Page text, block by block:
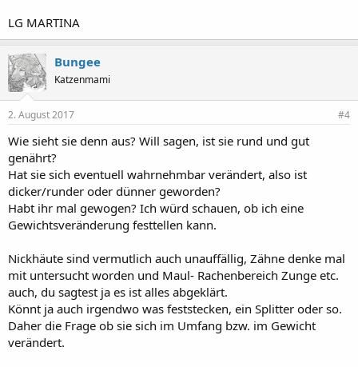
LG MARTINA
Bungee
Katzenmami
2. August 2017 #4
Wie sieht sie denn aus? Will sagen, ist sie rund und gut
genährt?
Hat sie sich eventuell wahrnehmbar verändert, also ist
dicker/runder oder dünner geworden?
Habt ihr mal gewogen? Ich würd schauen, ob ich eine
Gewichtsveränderung festtellen kann.
Nickhäute sind vermutlich auch unauffällig, Zähne denke mal
mit untersucht worden und Maul- Rachenbereich Zunge etc.
auch, du sagtest ja es ist alles abgeklärt.
Könnt ja auch irgendwo was feststecken, ein Splitter oder so.
Daher die Frage ob sie sich im Umfang bzw. im Gewicht
verändert.